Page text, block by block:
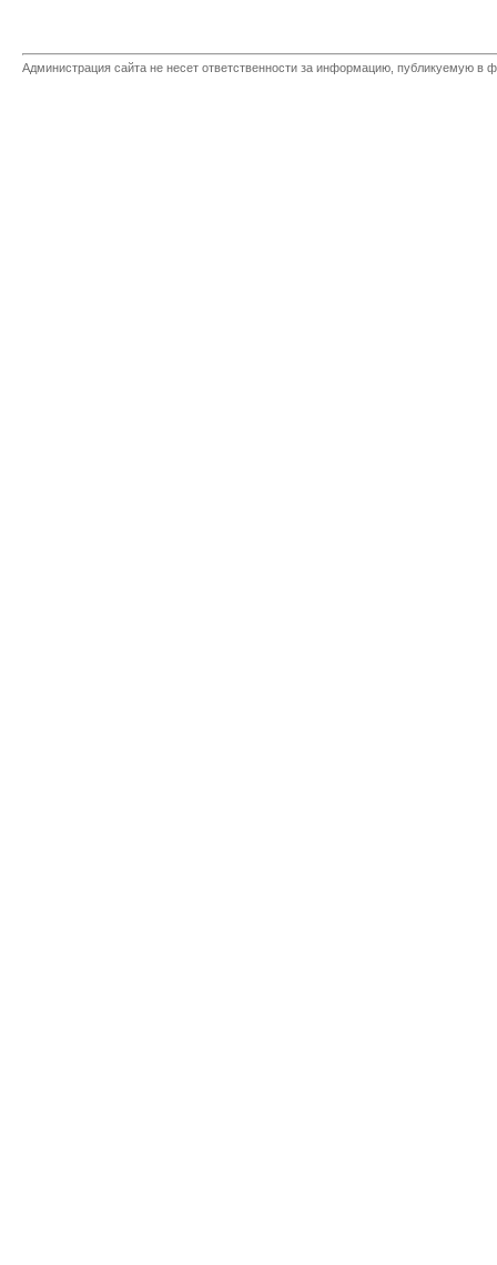
Администрация сайта не несет ответственности за информацию, публикуемую